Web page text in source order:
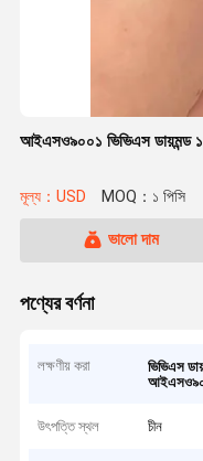
আইএসও৯০০১ ভিভিএস ডায়মন্ড
মূল্য：USD MOQ：১ পিসি
ভালো দাম
পণ্যের বর্ণনা
লক্ষণীয় করা ভিভিএস
উৎপত্তি স্থল চীন